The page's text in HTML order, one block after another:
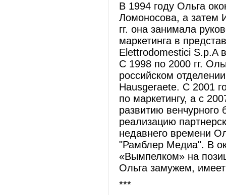
В 1994 году Ольга
Ломоносова, а затем
гг. она занимала
маркетинга в
Elettrodomestici S.p.A
С 1998 по 2000 гг.
российском
Hausgeraete. С 2001
по маркетингу, а с
развитию венчурного
реализацию
недавнего времени
"Рамблер Медиа". В
«Вымпелком» на
Ольга замужем,
***